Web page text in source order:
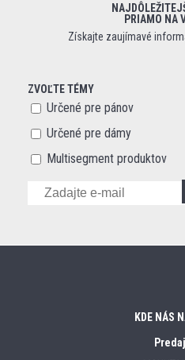
PRIAMO NA
Získajte zaujímavé
ZVOĽTE TÉMY
Určené pre pánov
Určené pre dámy
Multisegment produktov
KDE NÁS